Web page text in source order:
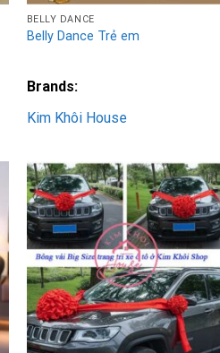
BELLY DANCE
Belly Dance Trẻ em
Brands:
Kim Khôi House
Add to
Wishlist